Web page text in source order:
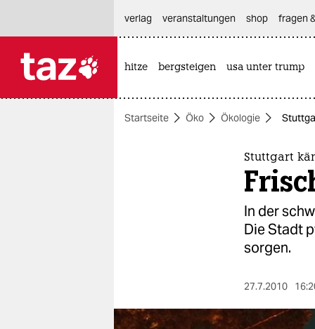
themen
berlin
verlag
veranstaltungen shop fragen
hitze bergsteigen usa unter trump
Startseite Öko Ökologie
Stuttgart
In der
Die Stadt
sorgen.
27.7.2010